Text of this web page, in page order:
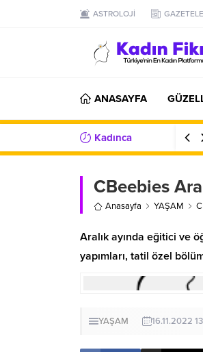
ASTROLOJİ
ANASAYFA
Kadınca
CBeebies
Anasayfa YAŞAM
Aralık ayında eğitici ve
yapımları, tatil özel
YAŞAM 16.11.2022